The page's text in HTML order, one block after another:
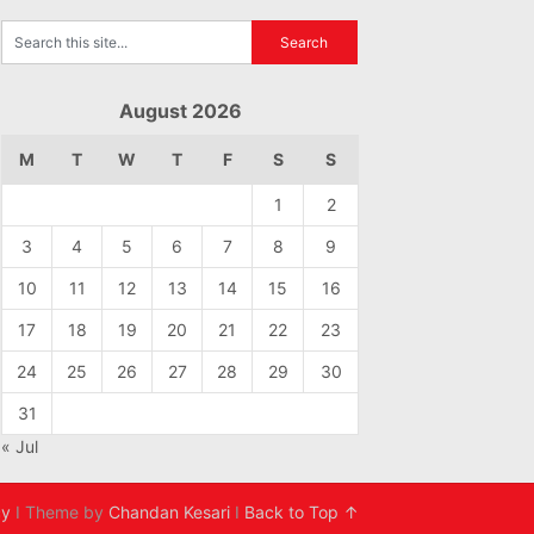
August 2026
M T W T F S S
1 2
3 4 5 6 7 8 9
10 11 12 13 14 15 16
17 18 19 20 21 22 23
24 25 26 27 28 29 30
31
« Jul
I Theme by Chandan Kesari I Back to Top ↑